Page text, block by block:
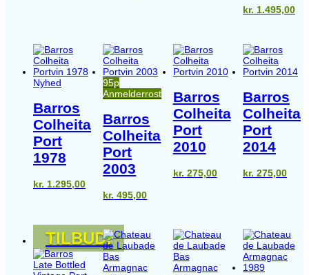
kr. 1.495,00
Nyhed
Barros
Colheita
Port
1978
kr. 1.295,00
95p
Anmelderrost
Barros
Colheita
Port
2003
kr. 495,00
Barros
Colheita
Port
2010
kr. 275,00
Barros
Colheita
Port
2014
kr. 275,00
TILBUD!